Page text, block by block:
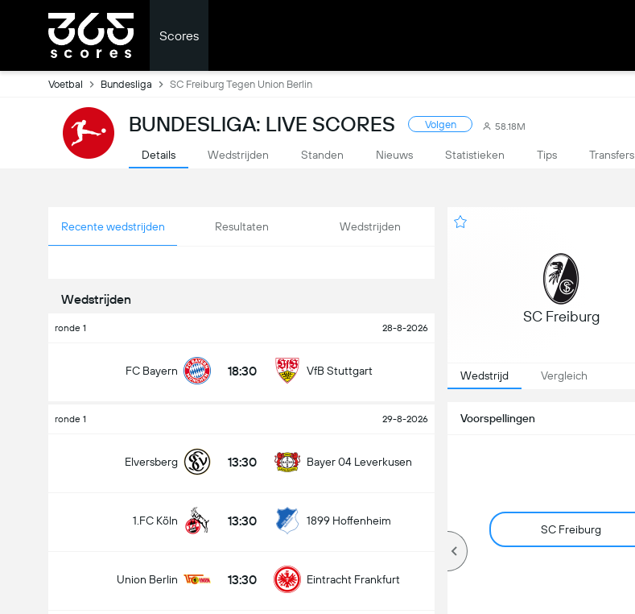
Scores
Voetbal Bundesliga SC Freiburg Tegen Union Berlin
BUNDESLIGA: LIVE SCORES Volgen 58.18M
Details Wedstrijden Standen Nieuws Statistieken Tips Transfers
Recente wedstrijden Resultaten Wedstrijden
Wedstrijden
ronde 1 28-8-2026
FC Bayern 18:30 VfB Stuttgart
ronde 1 29-8-2026
Elversberg 13:30 Bayer 04 Leverkusen
1.FC Köln 13:30 1899 Hoffenheim
Union Berlin 13:30 Eintracht Frankfurt
SC Freiburg
Wedstrijd Vergleich
Voorspellingen
SC Freiburg
- Meer dan/minder dan (2.5)
Meer dan